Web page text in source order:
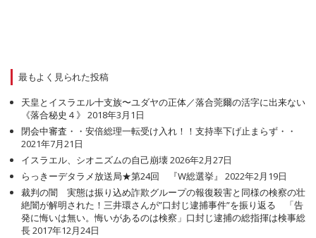
最もよく見られた投稿
天皇とイスラエル十支族〜ユダヤの正体／落合莞爾の活字に出来ない
《落合秘史４》 2018年3月1日
閉会中審査・・安倍総理一転受け入れ！！支持率下げ止まらず・・
2021年7月21日
イスラエル、シオニズムの自己崩壊2026年2月27日
らっきーデタラメ放送局★第24回 『W総選挙』
2022年2月19日
裁判の闇 実態は振り込め詐欺グループの報復殺害と同様の検察の壮
絶闇が解明された！三井環さんが”口封じ逮捕事件”を振り返る 「告
発に悔いは無い。悔いがあるのは検察」口封じ逮捕の総指揮は検事総
長2017年12月24日